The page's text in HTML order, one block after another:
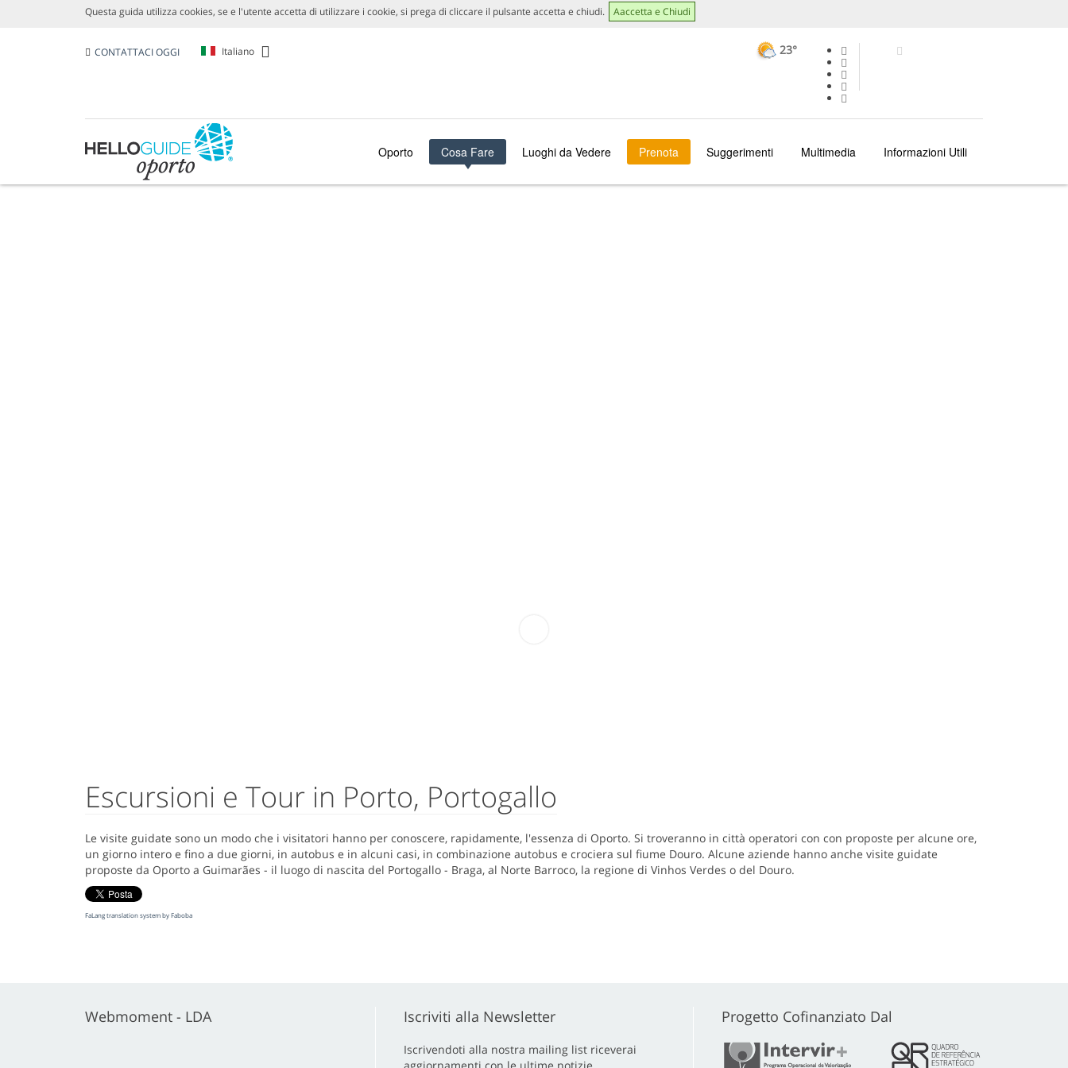
Questa guida utilizza cookies, se e l'utente accetta di utilizzare i cookie, si prega di cliccare il pulsante accetta e chiudi. Aaccetta e Chiudi
CONTATTACI OGGI Italiano 23°
Oporto Cosa Fare Luoghi da Vedere Prenota Suggerimenti Multimedia Informazioni Utili
Escursioni e Tour in Porto, Portogallo
Le visite guidate sono un modo che i visitatori hanno per conoscere, rapidamente, l'essenza di Oporto. Si troveranno in città operatori con con proposte per alcune ore,
un giorno intero e fino a due giorni, in autobus e in alcuni casi, in combinazione autobus e crociera sul fiume Douro. Alcune aziende hanno anche visite guidate
proposte da Oporto a Guimarães - il luogo di nascita del Portogallo - Braga, al Norte Barroco, la regione di Vinhos Verdes o del Douro.
FaLang translation system by Faboba
Webmoment - LDA Iscriviti alla Newsletter
Iscrivendoti alla nostra mailing list riceverai
Progetto Cofinanziato Dal